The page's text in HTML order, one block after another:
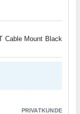
Cable Mount Black
PRIVATKUNDE